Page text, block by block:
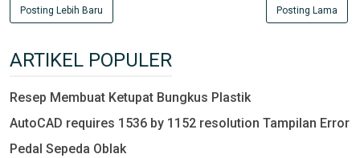
Posting Lebih Baru Posting Lama
ARTIKEL POPULER
Resep Membuat Ketupat Bungkus Plastik
AutoCAD requires 1536 by 1152 resolution Tampilan Error
Pedal Sepeda Oblak